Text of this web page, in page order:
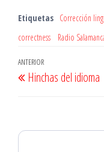
Etiquetas Corrección
correctness
Radio
Navegación
de
Entrada
anterior
ANTERIOR
Hinchas del idioma